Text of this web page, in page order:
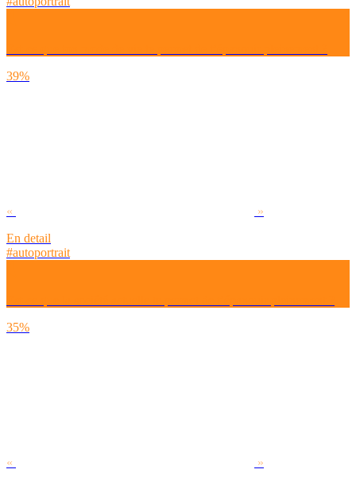
39%
«
»
En detail
#autoportrait
35%
«
»